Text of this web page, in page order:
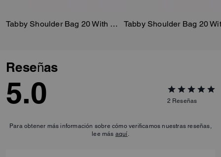
absorción de carbono. Refleja
Tabby Shoulder Bag 20 With Quilting
Reseñas
5.0 2 Reseñas
Para obtener más información sobre cómo verificamos nuestras reseñas,
lee más aquí